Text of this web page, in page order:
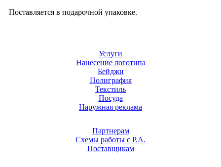
Поставляется в подарочной упаковке.
Услуги
Нанесение логотипа
Бейджи
Полиграфия
Текстиль
Посуда
Наружная реклама
Партнерам
Схемы работы с Р.А.
Поставщикам